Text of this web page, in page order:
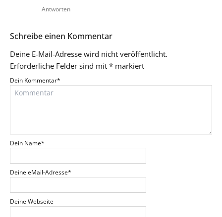
Antworten
Schreibe einen Kommentar
Deine E-Mail-Adresse wird nicht veröffentlicht.
Erforderliche Felder sind mit * markiert
Dein Kommentar*
Dein Name*
Deine eMail-Adresse*
Deine Webseite